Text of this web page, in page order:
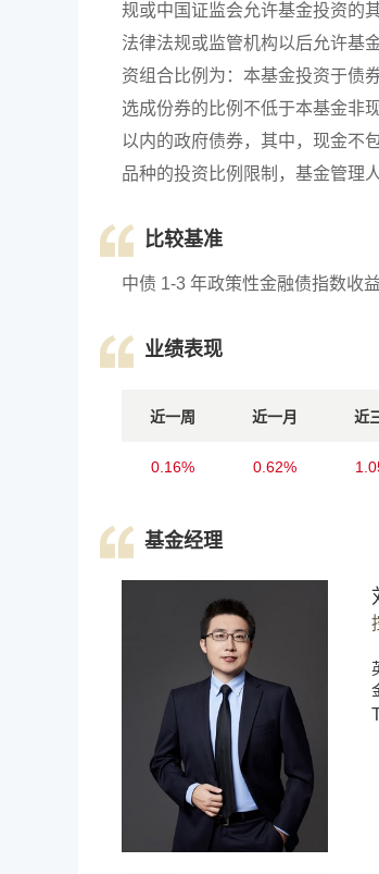
规或中国证监会允许基金投资的
法律法规或监管机构以后允许基
资组合比例为：本基金投资于债
选成份券的比例不低于本基金非
以内的政府债券，其中，现金不
品种的投资比例限制，基金管理
比较基准
中债 1-3 年政策性金融债指数收
业绩表现
近一周 近一月 近
0.16% 0.62%
基金经理